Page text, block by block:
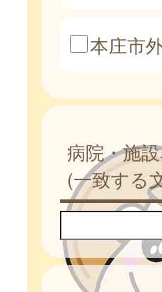
本庄市
病院・施
(一致する